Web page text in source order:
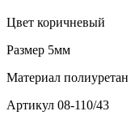
Цвет коричневый
Размер 5мм
Материал
Артикул 08-110/43